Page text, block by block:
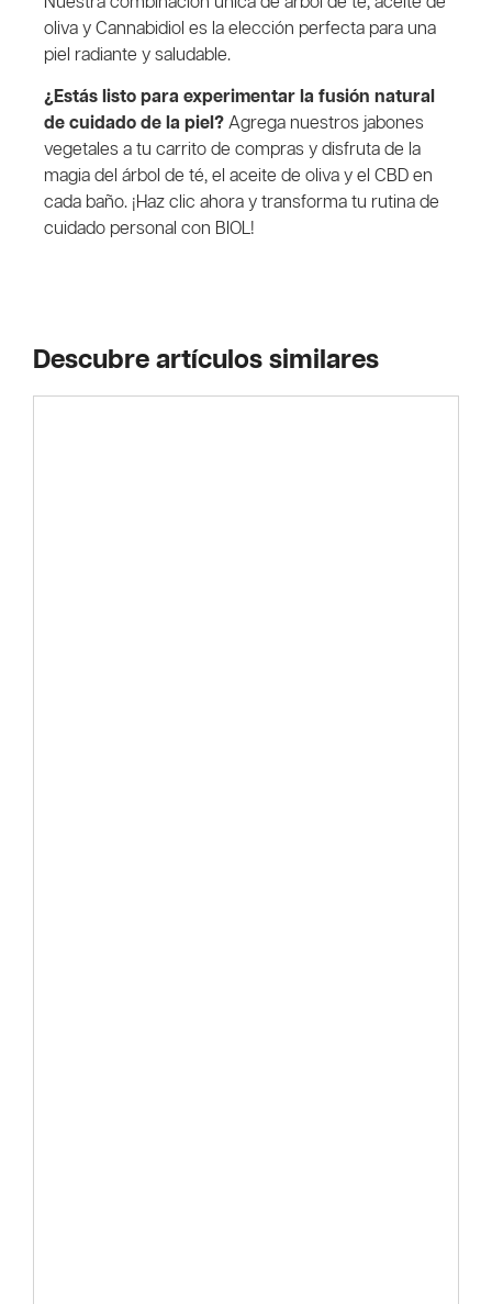
oliva y Cannabidiol es la elección perfecta para una
piel radiante y saludable.
¿Estás listo para experimentar la fusión natural
de cuidado de la piel? Agrega nuestros jabones
vegetales a tu carrito de compras y disfruta de la
magia del árbol de té, el aceite de oliva y el CBD en
cada baño. ¡Haz clic ahora y transforma tu rutina de
cuidado personal con BIOL!
Descubre artículos similares